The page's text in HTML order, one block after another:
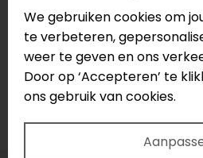
Bekijk op Google
We gebruiken cookies om
te verbeteren,
weer te geven en ons
Door op ‘Accepteren’ te
ons gebruik van cookies.